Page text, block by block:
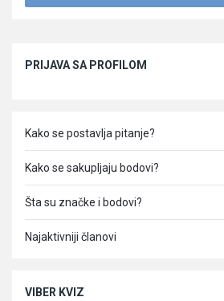
PRIJAVA SA PROFILOM
Kako se postavlja pitanje?
Kako se sakupljaju bodovi?
Šta su značke i bodovi?
Najaktivniji članovi
VIBER KVIZ